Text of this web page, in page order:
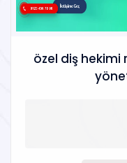
özel diş